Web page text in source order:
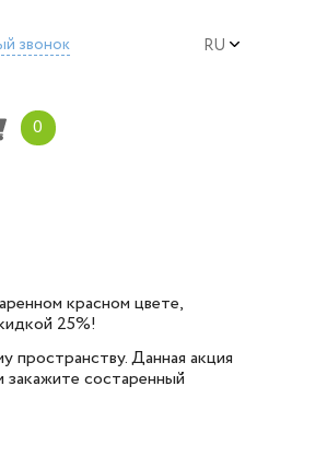
звонок RU
0
красном цвете,
25%!
пространству. Данная акция
состаренный